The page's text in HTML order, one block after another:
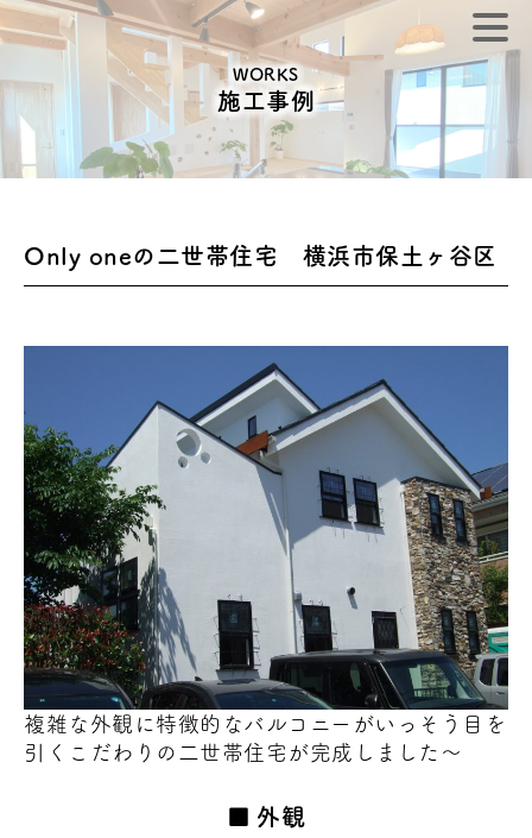
WORKS
施工事例
Only oneの二世帯住宅 横浜市保土ヶ谷区
複雑な外観に特徴的なバルコニーがいっそう目 を
引くこだわりの二世帯住宅 が完成しました～
外観